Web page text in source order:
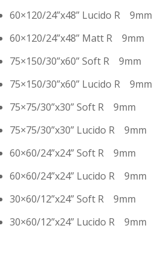
60×120/24”x48” Lucido R 9mm
60×120/24”x48” Matt R 9mm
75×150/30”x60” Soft R 9mm
75×150/30”x60” Lucido R 9mm
75×75/30”x30” Soft R 9mm
75×75/30”x30” Lucido R 9mm
60×60/24”x24” Soft R 9mm
60×60/24”x24” Lucido R 9mm
30×60/12”x24” Soft R 9mm
30×60/12”x24” Lucido R 9mm